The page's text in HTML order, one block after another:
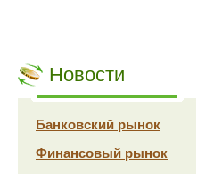
Новости
Банковский рынок
Финансовый рынок